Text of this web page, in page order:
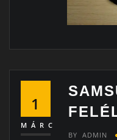
1
MÁRC
BY ADMIN